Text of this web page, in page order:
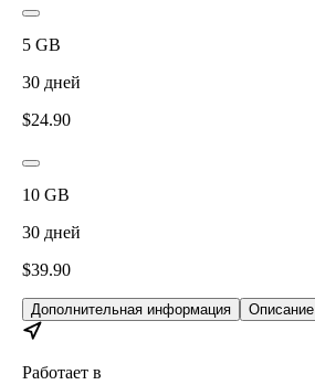
5 GB
30 дней
$24.90
10 GB
30 дней
$39.90
Дополнительная информация Описание
Работает в